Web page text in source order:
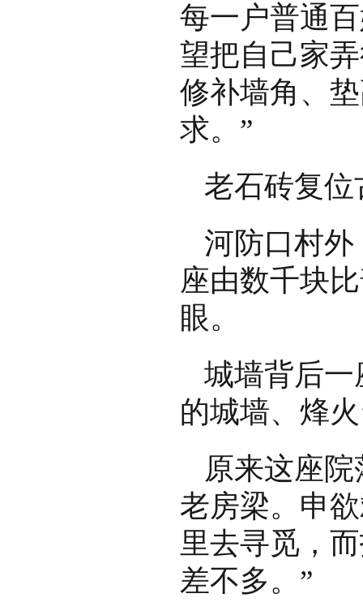
每一户普通
望把自己家
修补墙角、
求。”
老石砖复
河防口村
座由数千块
眼。
城墙背后
的城墙、烽
原来这座
老房梁。申
里去寻觅，
差不多。”